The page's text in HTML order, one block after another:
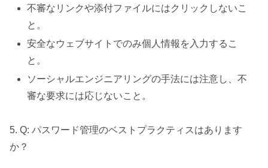
不審なリンクや添付ファイルにはクリックしないこ
と。
安全なウェブサイトでのみ個人情報を入力するこ
と。
ソーシャルエンジニアリングの手法には注意し、不
審な要求には応じないこと。
5. Q: パスワード管理のベストプラクティスはあります
か？